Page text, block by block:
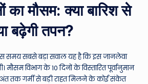
का मौसम: क्या बारिश से
बढ़ेगी तपन?
समय सबसे बड़ा सवाल यह है कि इस जानलेवा
मौसम विभाग के 10 दिनों के विस्तारित पूर्वानुमान
तक गर्मी से बड़ी राहत मिलने के कोई संकेत